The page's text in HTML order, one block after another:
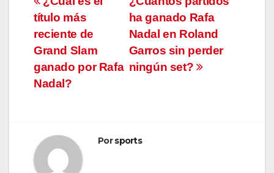
Navegación
de
entradas
ha ganado Rafa
Nadal en Roland
Garros sin perder
ningún set?
título más
reciente de
Grand Slam
ganado por Rafa
Nadal?
Porsports